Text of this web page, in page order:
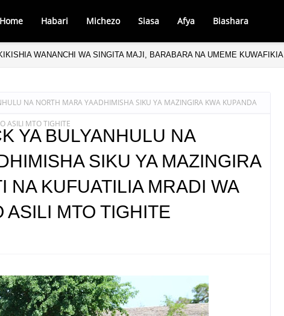
Home Habari Michezo Siasa Afya Biashara
WANANCHI WA SINGITA MAJI, BARABARA NA UMEME KUWAFIKIA
NA NORTH MARA YAADHIMISHA SIKU YA MAZINGIRA KWA KUPANDA
ASILI MTO TIGHITE
YA BULYANHULU NA
SIKU YA MAZINGIRA
NA KUFUATILIA MRADI WA
ASILI MTO TIGHITE